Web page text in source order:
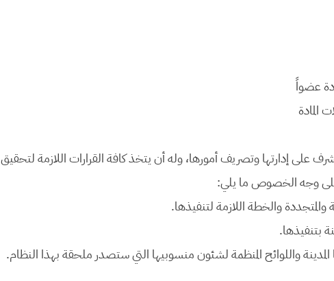
عضواً
المادة
على إدارتها وتصريف أمورها، وله أن يتخذ كافة القرارات اللازمة لتحقيق
وجه الخصوص ما يلي:
والخطة اللازمة لتنفيذها.
بتنفيذها.
المدينة واللوائح المنظمة لشئون منسوبيها التي ستصدر ملحقة بهذا النظام.